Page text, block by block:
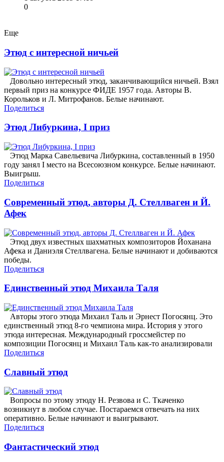
0
Еще
Этюд с интересной ничьей
Довольно интересный этюд, заканчивающийся ничьей. Взял
первый приз на конкурсе ФИДЕ 1957 года. Авторы В.
Корольков и Л. Митрофанов. Белые начинают.
Поделиться
Этюд Либуркина, I приз
Этюд Марка Савельевича Либуркина, составленный в 1950
году занял I место на Всесоюзном конкурсе. Белые начинают.
Выигрыш.
Поделиться
Современный этюд, авторы Д. Стеллваген и Й.
Афек
Этюд двух известных шахматных композиторов Йоханана
Афека и Даниэля Стеллвагена. Белые начинают и добиваются
победы.
Поделиться
Единственный этюд Михаила Таля
Авторы этого этюда Михаил Таль и Эрнест Погосянц. Это
единственный этюд 8-го чемпиона мира. История у этого
этюда интересная. Международный гроссмейстер по
композиции Погосянц и Михаил Таль как-то анализировали
Поделиться
Славный этюд
Вопросы по этому этюду Н. Резвова и С. Ткаченко
возникнут в любом случае. Постараемся отвечать на них
оперативно. Белые начинают и выигрывают.
Поделиться
Фантастический этюд